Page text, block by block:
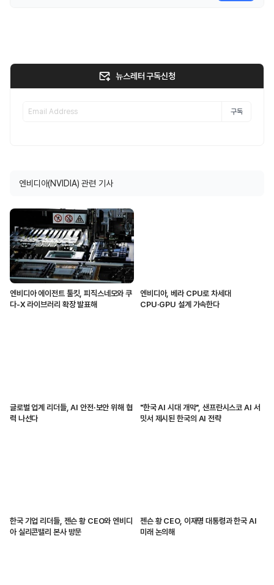
뉴스레터 구독신청
구독
엔비디아(NVIDIA) 관련 기사
엔비디아 에이전트 툴킷, 피직스네모와 쿠
다-X 라이브러리 확장 발표해
엔비디아, 베라 CPU로 차세대
CPU·GPU 설계 가속한다
글로벌 업계 리더들, AI 안전·보안 위해 협
력 나선다
"한국 AI 시대 개막", 샌프란시스코 AI 서
밋서 제시된 한국의 AI 전략
한국 기업 리더들, 젠슨 황 CEO와 엔비디
아 실리콘밸리 본사 방문
젠슨 황 CEO, 이재명 대통령과 한국 AI
미래 논의해